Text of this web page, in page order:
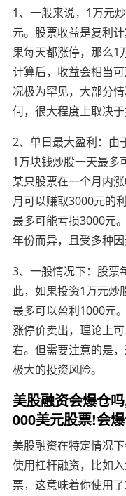
1、一般来说，1万元
元。股票收益是复利
果每天都涨停，那么1
计算后，收益会相当
况极为罕见，大部分
何，很大程度上取决
2、单日最大盈利：由
1万块钱炒股一天最多
某只股票在一个月内
月可以赚取3000元的
最多可能亏损3000元
年份而异，且受多种因
3、一般情况下：股票
此，如果投资1万元炒
最多可以盈利1000元
涨停价卖出，理论上
右。但需要注意的是
极大的投资风险。
美股融资会爆仓
000美元股票!会
美股融资在特定情况
使用杠杆融资，比如
票，这意味着你使用